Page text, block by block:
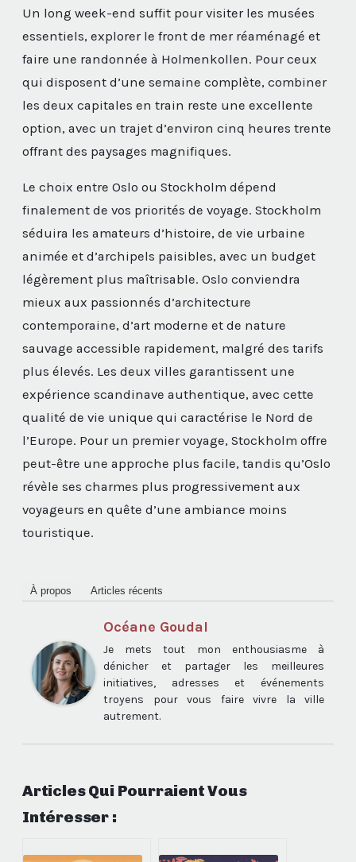
Un long week-end suffit pour visiter les musées
essentiels, explorer le front de mer réaménagé et
faire une randonnée à Holmenkollen. Pour ceux
qui disposent d’une semaine complète, combiner
les deux capitales en train reste une excellente
option, avec un trajet d’environ cinq heures trente
offrant des paysages magnifiques.
Le choix entre Oslo ou Stockholm dépend
finalement de vos priorités de voyage. Stockholm
séduira les amateurs d’histoire, de vie urbaine
animée et d’archipels paisibles, avec un budget
légèrement plus maîtrisable. Oslo conviendra
mieux aux passionnés d’architecture
contemporaine, d’art moderne et de nature
sauvage accessible rapidement, malgré des tarifs
plus élevés. Les deux villes garantissent une
expérience scandinave authentique, avec cette
qualité de vie unique qui caractérise le Nord de
l’Europe. Pour un premier voyage, Stockholm offre
peut-être une approche plus facile, tandis qu’Oslo
révèle ses charmes plus progressivement aux
voyageurs en quête d’une ambiance moins
touristique.
À propos Articles récents
Océane Goudal
Je mets tout mon enthousiasme à
dénicher et partager les meilleures
initiatives, adresses et événements
troyens pour vous faire vivre la ville
autrement.
Articles Qui Pourraient Vous
Intéresser :